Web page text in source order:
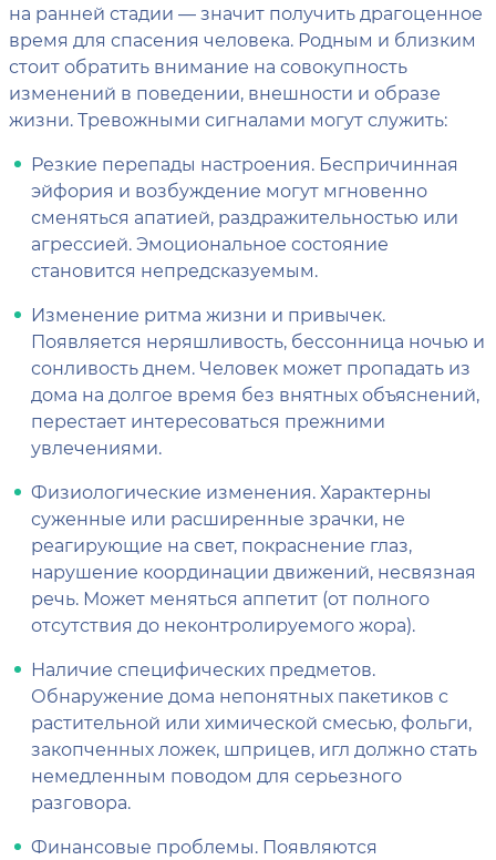
на ранней стадии — значит получить драгоценное
время для спасения человека. Родным и близким
стоит обратить внимание на совокупность
изменений в поведении, внешности и образе
жизни. Тревожными сигналами могут служить:
Резкие перепады настроения. Беспричинная
эйфория и возбуждение могут мгновенно
сменяться апатией, раздражительностью или
агрессией. Эмоциональное состояние
становится непредсказуемым.
Изменение ритма жизни и привычек.
Появляется неряшливость, бессонница ночью и
сонливость днем. Человек может пропадать из
дома на долгое время без внятных объяснений,
перестает интересоваться прежними
увлечениями.
Физиологические изменения. Характерны
суженные или расширенные зрачки, не
реагирующие на свет, покраснение глаз,
нарушение координации движений, несвязная
речь. Может меняться аппетит (от полного
отсутствия до неконтролируемого жора).
Наличие специфических предметов.
Обнаружение дома непонятных пакетиков с
растительной или химической смесью, фольги,
закопченных ложек, шприцев, игл должно стать
немедленным поводом для серьезного
разговора.
Финансовые проблемы. Появляются